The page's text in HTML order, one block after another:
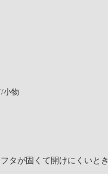
小物
タが固くて開けにくいとき